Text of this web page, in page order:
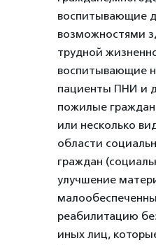
воспитывающие
возможностями
трудной
воспитывающие
пациенты ПНИ и
пожилые
или несколько
области
граждан
улучшение
реабилитацию
иных лиц,